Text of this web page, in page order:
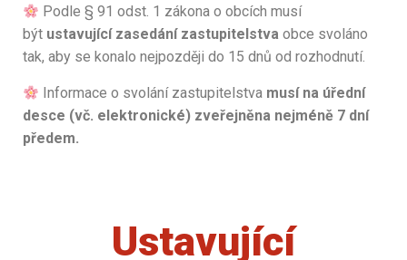
Podle § 91 odst. 1 zákona o obcích musí
být ustavující zasedání zastupitelstva obce svoláno
tak, aby se konalo nejpozději do 15 dnů od rozhodnutí.
Informace o svolání zastupitelstva musí na úřední
desce (vč. elektronické) zveřejněna nejméně 7 dní
předem.
Ustavující